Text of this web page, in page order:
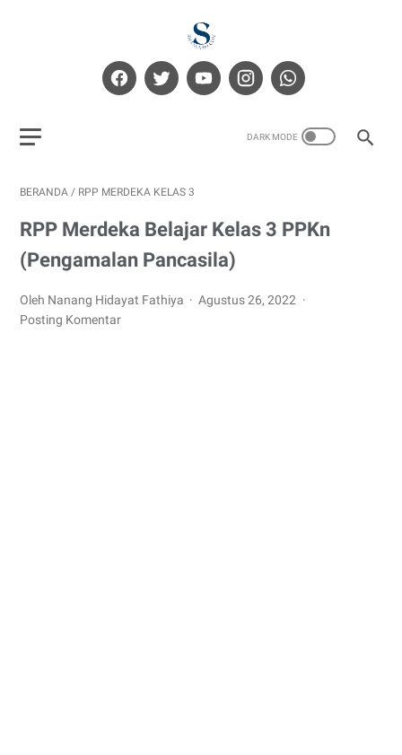
BERANDA / RPP MERDEKA KELAS 3
RPP Merdeka Belajar Kelas 3 PPKn
(Pengamalan Pancasila)
Oleh Nanang Hidayat Fathiya
Agustus 26, 2022
Posting Komentar